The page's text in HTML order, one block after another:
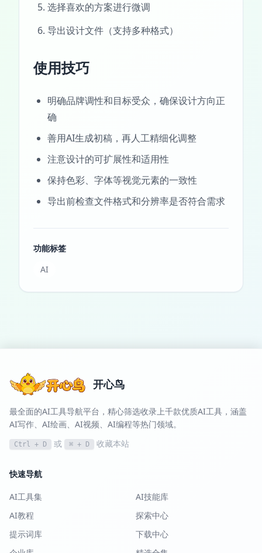
选择喜欢的方案进行微调
导出设计文件（支持多种格式）
使用技巧
明确品牌调性和目标受众，确保设计方向正
确
善用AI生成初稿，再人工精细化调整
注意设计的可扩展性和适用性
保持色彩、字体等视觉元素的一致性
导出前检查文件格式和分辨率是否符合需求
功能标签
AI
开心鸟
最全面的AI工具导航平台，精心筛选收录上千款优质AI工具，涵盖
AI写作、AI绘画、AI视频、AI编程等热门领域。
Ctrl + D 或 ⌘ + D 收藏本站
快速导航
AI工具集
AI技能库
AI教程
探索中心
提示词库
下载中心